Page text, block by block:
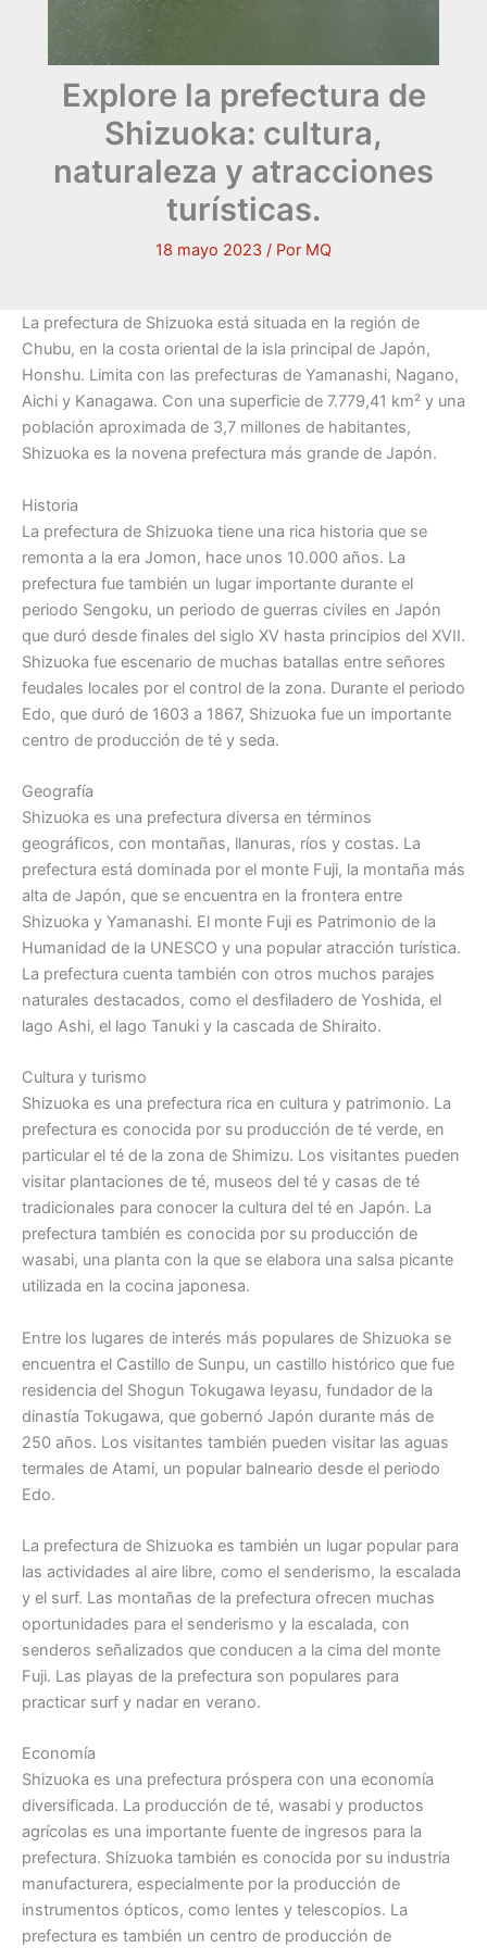
Explore la prefectura de
Shizuoka: cultura,
naturaleza y atracciones
turísticas.
18 mayo 2023 / Por MQ
La prefectura de Shizuoka está situada en la región de
Chubu, en la costa oriental de la isla principal de Japón,
Honshu. Limita con las prefecturas de Yamanashi, Nagano,
Aichi y Kanagawa. Con una superficie de 7.779,41 km² y una
población aproximada de 3,7 millones de habitantes,
Shizuoka es la novena prefectura más grande de Japón.
Historia
La prefectura de Shizuoka tiene una rica historia que se
remonta a la era Jomon, hace unos 10.000 años. La
prefectura fue también un lugar importante durante el
periodo Sengoku, un periodo de guerras civiles en Japón
que duró desde finales del siglo XV hasta principios del XVII.
Shizuoka fue escenario de muchas batallas entre señores
feudales locales por el control de la zona. Durante el periodo
Edo, que duró de 1603 a 1867, Shizuoka fue un importante
centro de producción de té y seda.
Geografía
Shizuoka es una prefectura diversa en términos
geográficos, con montañas, llanuras, ríos y costas. La
prefectura está dominada por el monte Fuji, la montaña más
alta de Japón, que se encuentra en la frontera entre
Shizuoka y Yamanashi. El monte Fuji es Patrimonio de la
Humanidad de la UNESCO y una popular atracción turística.
La prefectura cuenta también con otros muchos parajes
naturales destacados, como el desfiladero de Yoshida, el
lago Ashi, el lago Tanuki y la cascada de Shiraito.
Cultura y turismo
Shizuoka es una prefectura rica en cultura y patrimonio. La
prefectura es conocida por su producción de té verde, en
particular el té de la zona de Shimizu. Los visitantes pueden
visitar plantaciones de té, museos del té y casas de té
tradicionales para conocer la cultura del té en Japón. La
prefectura también es conocida por su producción de
wasabi, una planta con la que se elabora una salsa picante
utilizada en la cocina japonesa.
Entre los lugares de interés más populares de Shizuoka se
encuentra el Castillo de Sunpu, un castillo histórico que fue
residencia del Shogun Tokugawa Ieyasu, fundador de la
dinastía Tokugawa, que gobernó Japón durante más de
250 años. Los visitantes también pueden visitar las aguas
termales de Atami, un popular balneario desde el periodo
Edo.
La prefectura de Shizuoka es también un lugar popular para
las actividades al aire libre, como el senderismo, la escalada
y el surf. Las montañas de la prefectura ofrecen muchas
oportunidades para el senderismo y la escalada, con
senderos señalizados que conducen a la cima del monte
Fuji. Las playas de la prefectura son populares para
practicar surf y nadar en verano.
Economía
Shizuoka es una prefectura próspera con una economía
diversificada. La producción de té, wasabi y productos
agrícolas es una importante fuente de ingresos para la
prefectura. Shizuoka también es conocida por su industria
manufacturera, especialmente por la producción de
instrumentos ópticos, como lentes y telescopios. La
prefectura es también un centro de producción de